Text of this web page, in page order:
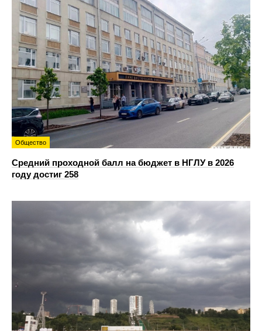
Общество
Средний проходной балл на бюджет в НГЛУ в 2026
году достиг 258